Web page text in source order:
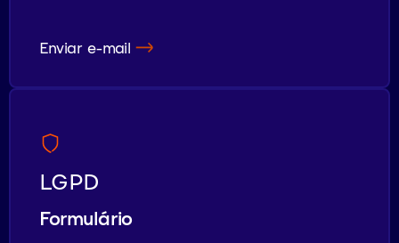
Enviar e-mail
LGPD
Formulário